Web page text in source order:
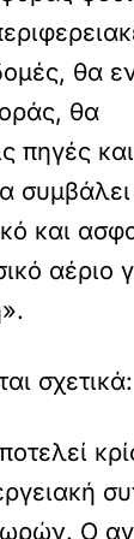
θα
θα
πηγές
και
αέριο
σχετικά:
Ο